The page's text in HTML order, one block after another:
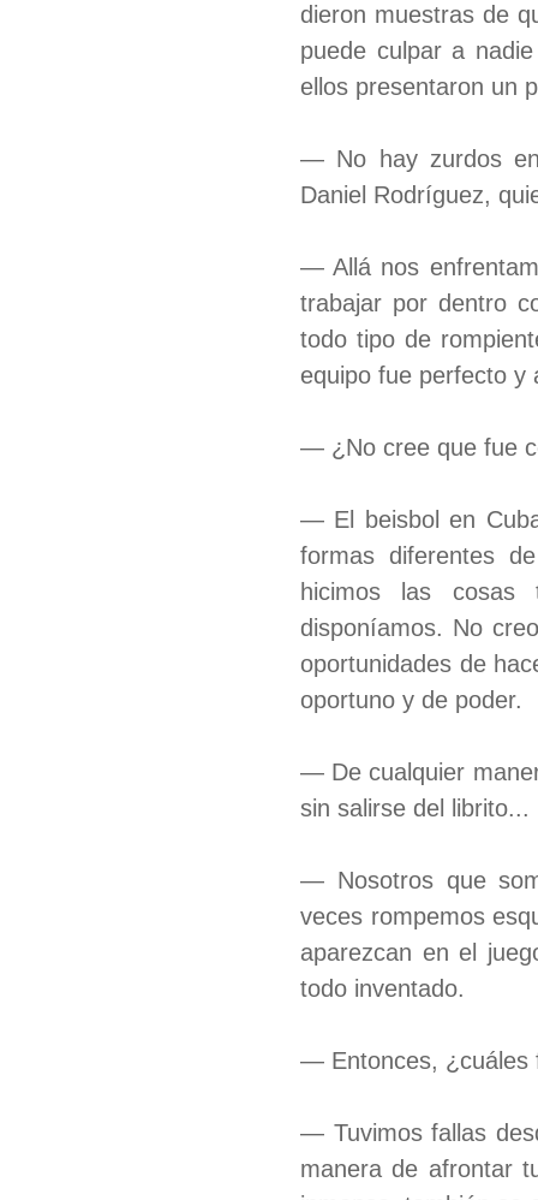
dieron muestras de
puede culpar a
ellos presentaron un
— No hay zurdos
Daniel Rodríguez,
— Allá nos
trabajar por dentro
todo tipo de
equipo fue perfecto y
— ¿No cree que fue
— El beisbol en
formas diferentes
hicimos las cosas
disponíamos. No
oportunidades de
oportuno y de poder.
— De cualquier
sin salirse del librito...
— Nosotros que
veces rompemos
aparezcan en el
todo inventado.
— Entonces, ¿cuáles
— Tuvimos fallas
manera de afrontar